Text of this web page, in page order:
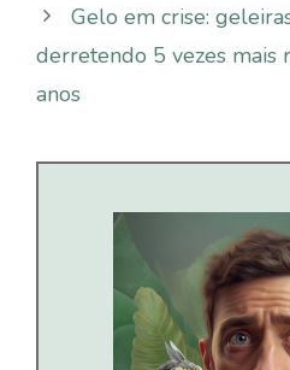
Gelo em crise:
derretendo 5 vezes mais
anos